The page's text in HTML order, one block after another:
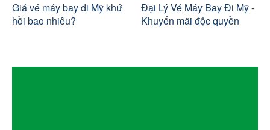
Giá vé máy bay đi Mỹ khứ
hồi bao nhiêu?
Đại Lý Vé Máy Bay Đi Mỹ -
Khuyến mãi độc quyền